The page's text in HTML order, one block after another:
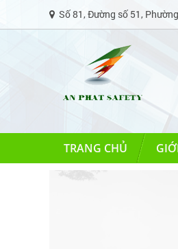
Số 81, Đường số 51,
TRANG CHỦ